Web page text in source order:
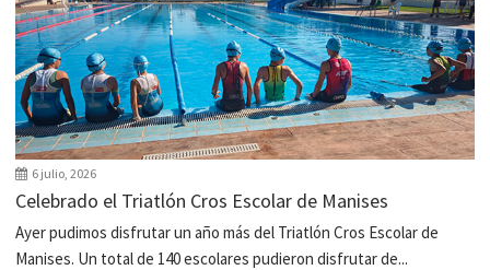
6 julio, 2026
Celebrado el Triatlón Cros Escolar de Manises
Ayer pudimos disfrutar un año más del Triatlón Cros Escolar de
Manises. Un total de 140 escolares pudieron disfrutar de...